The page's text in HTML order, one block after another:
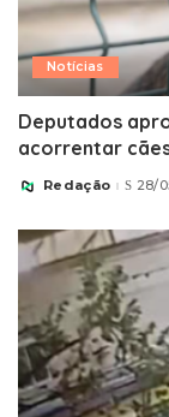
Notícias
Deputados
acorrentar
Posted
Redação 28/